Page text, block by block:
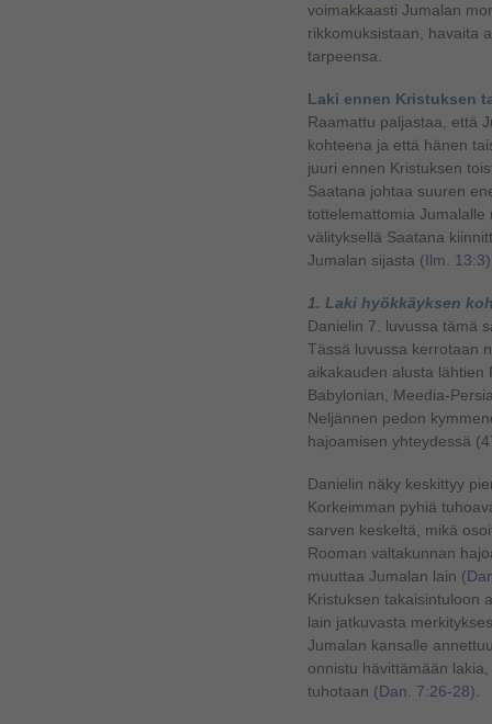
voimakkaasti Jumalan
rikkomuksistaan, havaita
tarpeensa.
Laki ennen Kristuksen
Raamattu paljastaa, että
kohteena ja että hänen
juuri ennen Kristuksen
Saatana johtaa suuren
tottelemattomia Jumalalle
välityksellä Saatana
Jumalan sijasta (Ilm. 13:3)
1. Laki hyökkäyksen
Danielin 7. luvussa tämä
Tässä luvussa kerrotaan
aikakauden alusta lähtien
Babylonian, Meedia-
Neljännen pedon
hajoamisen yhteydessä
Danielin näky keskittyy
Korkeimman pyhiä
sarven keskeltä, mikä
Rooman valtakunnan
muuttaa Jumalan lain
Kristuksen takaisintuloon
lain jatkuvasta
Jumalan kansalle
onnistu hävittämään
tuhotaan (Dan. 7:26-28)